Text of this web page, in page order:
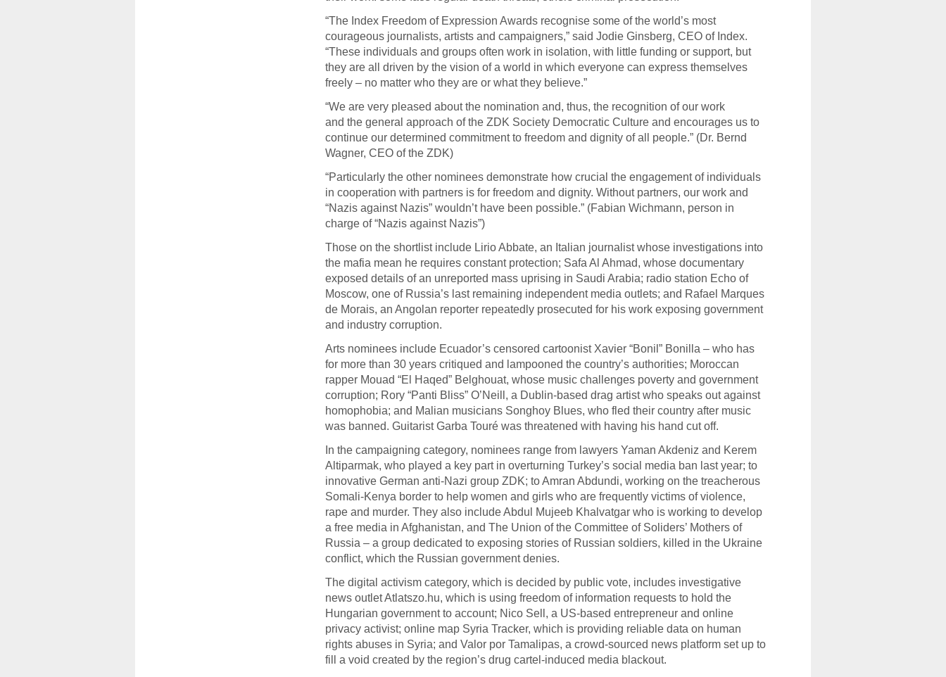
“The Index Freedom of Expression Awards recognise some of the world’s most
courageous journalists, artists and campaigners,” said Jodie Ginsberg, CEO of Index.
“These individuals and groups often work in isolation, with little funding or support, but
they are all driven by the vision of a world in which everyone can express themselves
freely – no matter who they are or what they believe.”
“We are very pleased about the nomination and, thus, the recognition of our work
and the general approach of the ZDK Society Democratic Culture and encourages us to
continue our determined commitment to freedom and dignity of all people.” (Dr. Bernd
Wagner, CEO of the ZDK)
“Particularly the other nominees demonstrate how crucial the engagement of individuals
in cooperation with partners is for freedom and dignity. Without partners, our work and
“Nazis against Nazis” wouldn’t have been possible.” (Fabian Wichmann, person in
charge of “Nazis against Nazis”)
Those on the shortlist include Lirio Abbate, an Italian journalist whose investigations into
the mafia mean he requires constant protection; Safa Al Ahmad, whose documentary
exposed details of an unreported mass uprising in Saudi Arabia; radio station Echo of
Moscow, one of Russia’s last remaining independent media outlets; and Rafael Marques
de Morais, an Angolan reporter repeatedly prosecuted for his work exposing government
and industry corruption.
Arts nominees include Ecuador’s censored cartoonist Xavier “Bonil” Bonilla – who has
for more than 30 years critiqued and lampooned the country’s authorities; Moroccan
rapper Mouad “El Haqed” Belghouat, whose music challenges poverty and government
corruption; Rory “Panti Bliss” O’Neill, a Dublin-based drag artist who speaks out against
homophobia; and Malian musicians Songhoy Blues, who fled their country after music
was banned. Guitarist Garba Touré was threatened with having his hand cut off.
In the campaigning category, nominees range from lawyers Yaman Akdeniz and Kerem
Altiparmak, who played a key part in overturning Turkey’s social media ban last year; to
innovative German anti-Nazi group ZDK; to Amran Abdundi, working on the treacherous
Somali-Kenya border to help women and girls who are frequently victims of violence,
rape and murder. They also include Abdul Mujeeb Khalvatgar who is working to develop
a free media in Afghanistan, and The Union of the Committee of Soliders’ Mothers of
Russia – a group dedicated to exposing stories of Russian soldiers, killed in the Ukraine
conflict, which the Russian government denies.
The digital activism category, which is decided by public vote, includes investigative
news outlet Atlatszo.hu, which is using freedom of information requests to hold the
Hungarian government to account; Nico Sell, a US-based entrepreneur and online
privacy activist; online map Syria Tracker, which is providing reliable data on human
rights abuses in Syria; and Valor por Tamalipas, a crowd-sourced news platform set up to
fill a void created by the region’s drug cartel-induced media blackout.